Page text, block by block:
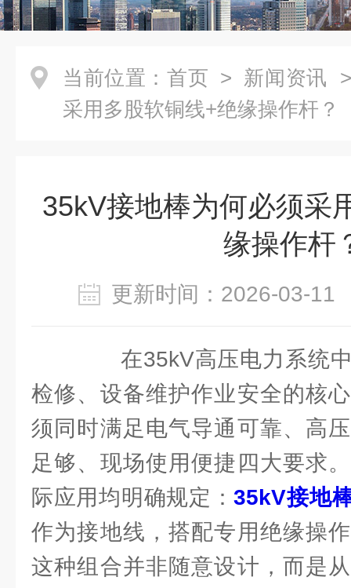
当前位置： 首页 > 新闻资讯
采用多股软铜线+绝缘操作杆？
35kV接地棒为何必须采
缘操作杆
更新时间：2026-03-
在35kV高压电力系统中
检修、设备维护作业安全的核
须同时满足电气导通可靠、高
足够、现场使用便捷四大要求
际应用均明确规定：35kV接地
作为接地线，搭配专用绝缘操
这种组合并非随意设计，而是